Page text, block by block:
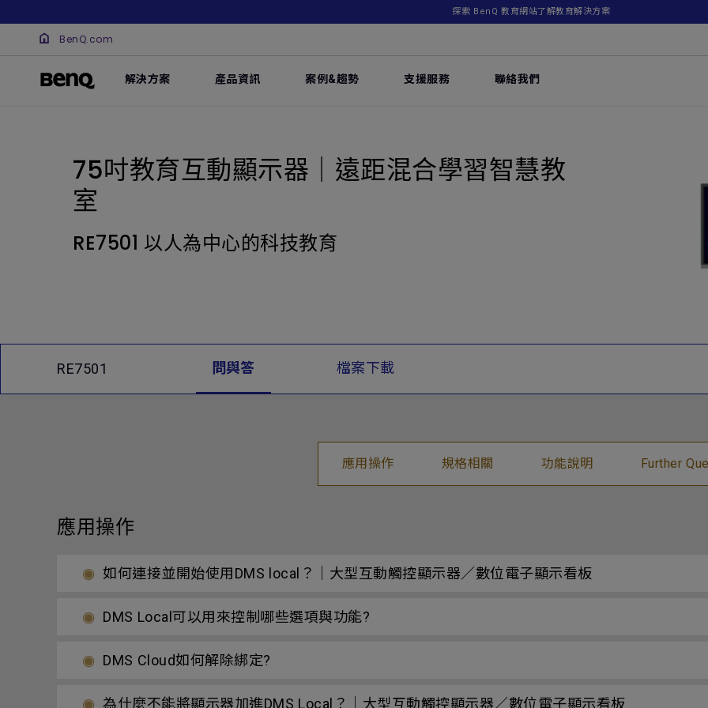
探索 BenQ 教育網站了解教育解決方案
BenQ.com
解決方案 產品資訊 案例&趨勢 支援服務 聯絡我們
75吋教育互動顯示器｜遠距混合學習智慧教
室
RE7501 以人為中心的科技教育
RE7501 問與答 檔案下載
應用操作 規格相關 功能說明 Further
應用操作
如何連接並開始使用DMS local？｜大型互動觸控顯示器／數位電子顯示看板
DMS Local可以用來控制哪些選項與功能?
DMS Cloud如何解除綁定?
為什麼不能將顯示器加進DMS Local？｜大型互動觸控顯示器／數位電子顯示看板